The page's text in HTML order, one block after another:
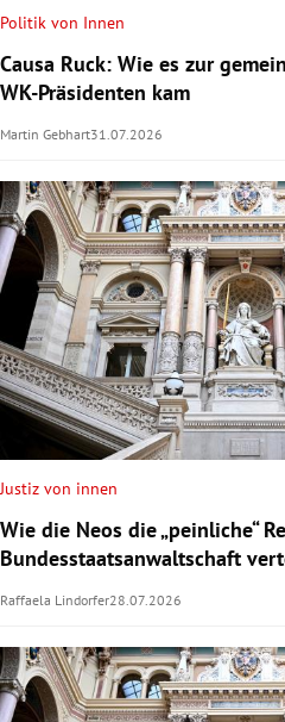
Politik von Innen
Causa Ruck: Wie es zur
WK-Präsidenten kam
Martin Gebhart31.07.2026
Justiz von innen
Wie die Neos die „peinliche“
Bundesstaatsanwaltschaft
Raffaela Lindorfer28.07.2026